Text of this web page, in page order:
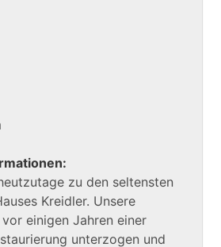
zu den seltensten
Kreidler. Unsere
einigen Jahren einer
unterzogen und